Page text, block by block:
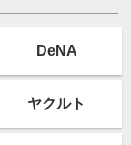
DeNA
ヤクルト